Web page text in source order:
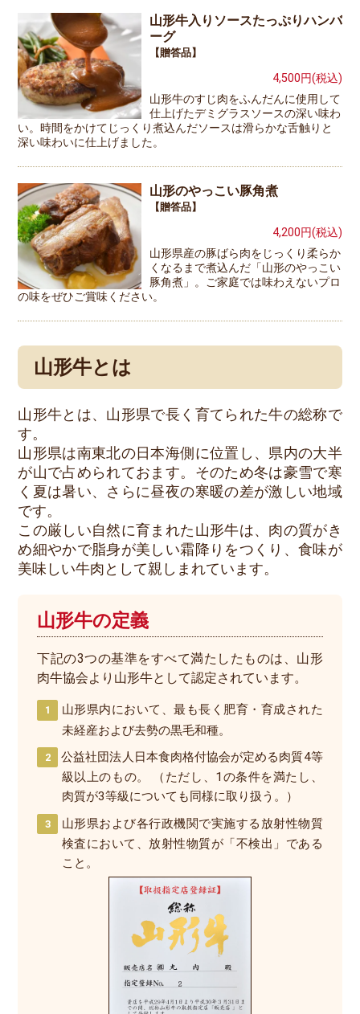
山形牛入りソースたっぷりハンバ
ーグ
【贈答品】
4,500円(税込)
山形牛のすじ肉をふんだんに使用して
仕上げたデミグラスソースの深い味わ
い。時間をかけてじっくり煮込んだソースは滑らかな舌触りと
深い味わいに仕上げました。
山形のやっこい豚角煮
【贈答品】
4,200円(税込)
山形県産の豚ばら肉をじっくり柔らか
くなるまで煮込んだ「山形のやっこい
豚角煮」。ご家庭では味わえないプロ
の味をぜひご賞味ください。
山形牛とは
山形牛とは、山形県で長く育てられた牛の総称で
す。
山形県は南東北の日本海側に位置し、県内の大半
が山で占められておます。そのため冬は豪雪で寒
く夏は暑い、さらに昼夜の寒暖の差が激しい地域
です。
この厳しい自然に育まれた山形牛は、肉の質がき
め細やかで脂身が美しい霜降りをつくり、食味が
美味しい牛肉として親しまれています。
山形牛の定義
下記の3つの基準をすべて満たしたものは、山形
肉牛協会より山形牛として認定されています。
山形県内において、最も長く肥育・育成された
未経産および去勢の黒毛和種。
公益社団法人日本食肉格付協会が定める肉質4等
級以上のもの。 （ただし、1の条件を満たし、
肉質が3等級についても同様に取り扱う。）
山形県および各行政機関で実施する放射性物質
検査において、放射性物質が「不検出」である
こと。